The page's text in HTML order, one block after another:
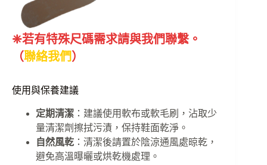
❈若有特殊尺碼需求請與我們聯繫。
（聯絡我們）
使用與保養建議
定期清潔 ：建議使用軟布或軟毛刷，沾取少
量清潔劑擦拭污漬，保持鞋面乾淨。
自然風乾 ：清潔後請置於陰涼通風處晾乾，
避免高溫曝曬或烘乾機處理。